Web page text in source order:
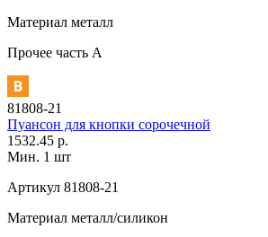
Материал металл
Прочее часть A
81808-21
Пуансон для кнопки сорочечной
1532.45 р.
Мин. 1 шт
Артикул 81808-21
Материал металл/силикон